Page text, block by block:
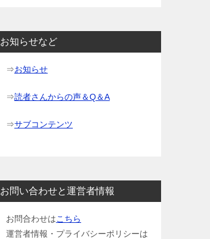
お知らせなど
⇒お知らせ
⇒読者さんからの声＆Q＆A
⇒サブコンテンツ
お問い合わせと運営者情報
お問合わせはこちら
運営者情報・プライバシーポリシーは